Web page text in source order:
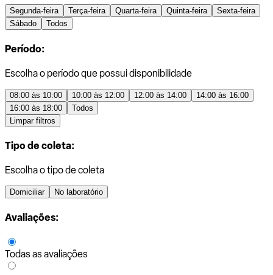
Segunda-feira Terça-feira Quarta-feira Quinta-feira
Sexta-feira
Sábado
Todos
Período:
Escolha o período que possui disponibilidade
08:00 às 10:00 10:00 às 12:00 12:00 às 14:00
14:00 às 16:00
16:00 às 18:00
Todos
Limpar filtros
Tipo de coleta:
Escolha o tipo de coleta
Domiciliar No laboratório
Avaliações:
Todas as avaliações